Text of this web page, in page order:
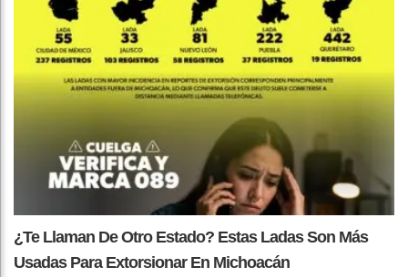
¿Te Llaman De Otro Estado? Estas Ladas Son Más
Usadas Para Extorsionar En Michoacán